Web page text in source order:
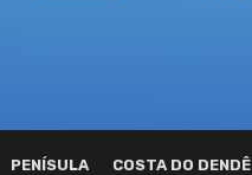
PENÍSULA COSTA DO DENDÊ